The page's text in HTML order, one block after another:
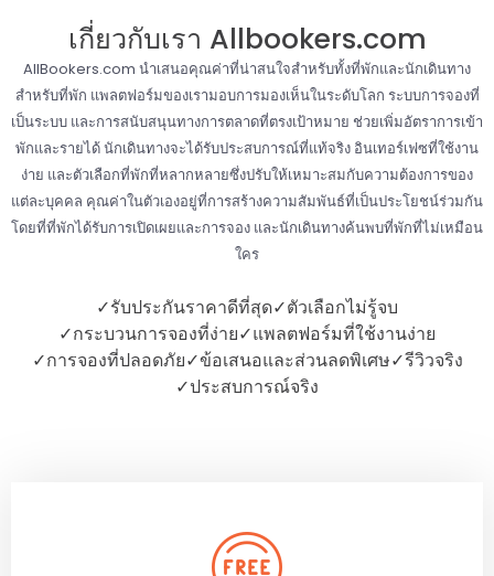
เกี่ยวกับเรา Allbookers.com
AllBookers.com นำเสนอคุณค่าที่น่าสนใจสำหรับทั้งที่พักและนักเดินทาง
สำหรับที่พัก แพลตฟอร์มของเรามอบการมองเห็นในระดับโลก ระบบการจองที่
เป็นระบบ และการสนับสนุนทางการตลาดที่ตรงเป้าหมาย ช่วยเพิ่มอัตราการเข้า
พักและรายได้ นักเดินทางจะได้รับประสบการณ์ที่แท้จริง อินเทอร์เฟซที่ใช้งาน
ง่าย และตัวเลือกที่พักที่หลากหลายซึ่งปรับให้เหมาะสมกับความต้องการของ
แต่ละบุคคล คุณค่าในตัวเองอยู่ที่การสร้างความสัมพันธ์ที่เป็นประโยชน์ร่วมกัน
โดยที่ที่พักได้รับการเปิดเผยและการจอง และนักเดินทางค้นพบที่พักที่ไม่เหมือน
ใคร
✓รับประกันราคาดีที่สุด✓ตัวเลือกไม่รู้จบ
✓กระบวนการจองที่ง่าย✓แพลตฟอร์มที่ใช้งานง่าย
✓การจองที่ปลอดภัย✓ข้อเสนอและส่วนลดพิเศษ✓รีวิวจริง
✓ประสบการณ์จริง